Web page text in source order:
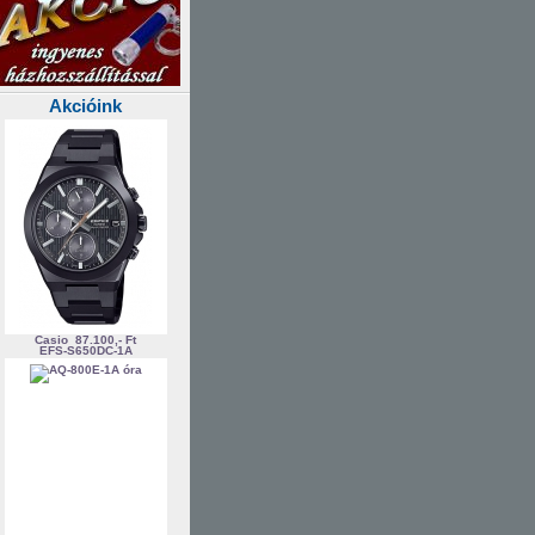
Akcióink
Casio 87.100,- Ft
EFS-S650DC-1A